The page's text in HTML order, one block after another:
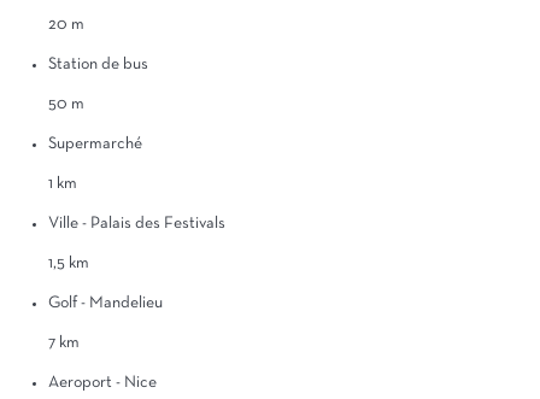
20 m
Station de bus
50 m
Supermarché
1 km
Ville - Palais des Festivals
1,5 km
Golf - Mandelieu
7 km
Aeroport - Nice